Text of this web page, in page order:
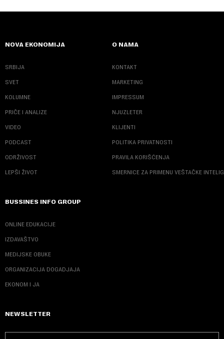
NOVA EKONOMIJA
SRBIJA
SVET
KOLUMNE
PRIČE I ANALIZE
VIDEO
PODCAST
ODRŽIVOST
LEPŠI ŽIVOT
O NAMA
KONTAKT
MARKETING
IMPRESSUM
NJUZLETER
KLIJENTI
POLITIKA PRIVATNOSTI
PRAVILA KORIŠĆENJA
SMERNICE ZA PRIMENU VEŠTAČKE
BUSSINES INFO GROUP
ONLINE EDUKACIJE
IZDAVAŠTVO
MEDIJSKE OBUKE
ORGANIZACIJA DOGADJAJA
EKONOM I JA
NEWSLETTER